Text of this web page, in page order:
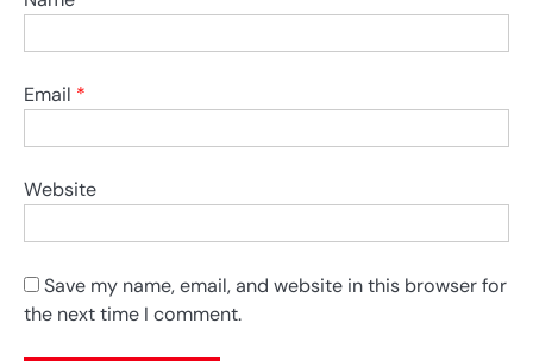
Email *
Website
Save my name, email, and website in this browser for
the next time I comment.